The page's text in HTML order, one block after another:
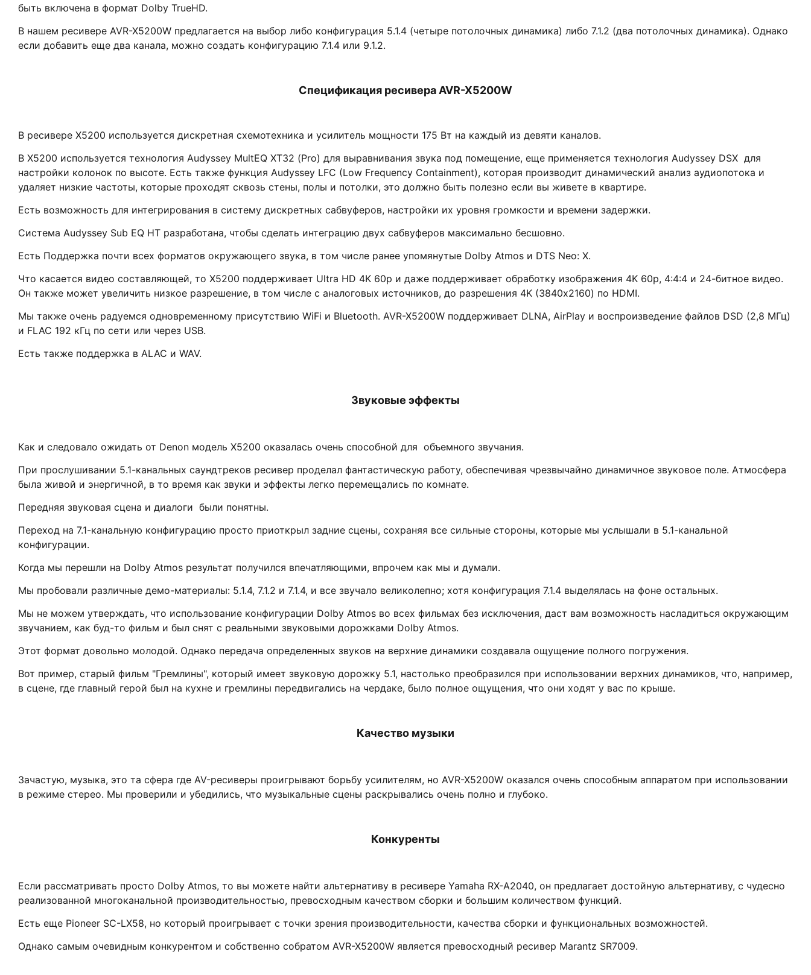
быть включена в формат Dolby TrueHD.
В нашем ресивере AVR-X5200W предлагается на выбор либо конфигурация 5.1.4 (четыре потолочных динамика) либо 7.1.2 (два потолочных динамика). Однако
если добавить еще два канала, можно создать конфигурацию 7.1.4 или 9.1.2.
Спецификация ресивера AVR-X5200W
В ресивере X5200 используется дискретная схемотехника и усилитель мощности 175 Вт на каждый из девяти каналов.
В X5200 используется технология Audyssey MultEQ XT32 (Pro) для выравнивания звука под помещение, еще применяется технология Audyssey DSX для
настройки колонок по высоте. Есть также функция Audyssey LFC (Low Frequency Containment), которая производит динамический анализ аудиопотока и
удаляет низкие частоты, которые проходят сквозь стены, полы и потолки, это должно быть полезно если вы живете в квартире.
Есть возможность для интегрирования в систему дискретных сабвуферов, настройки их уровня громкости и времени задержки.
Система Audyssey Sub EQ HT разработана, чтобы сделать интеграцию двух сабвуферов максимально бесшовно.
Есть Поддержка почти всех форматов окружающего звука, в том числе ранее упомянутые Dolby Atmos и DTS Neo: X.
Что касается видео составляющей, то X5200 поддерживает Ultra HD 4K 60p и даже поддерживает обработку изображения 4K 60p, 4:4:4 и 24-битное видео.
Он также может увеличить низкое разрешение, в том числе с аналоговых источников, до разрешения 4K (3840х2160) по HDMI.
Мы также очень радуемся одновременному присутствию WiFi и Bluetooth. AVR-X5200W поддерживает DLNA, AirPlay и воспроизведение файлов DSD (2,8 МГц)
и FLAC 192 кГц по сети или через USB.
Есть также поддержка в ALAC и WAV.
Звуковые эффекты
Как и следовало ожидать от Denon модель X5200 оказалась очень способной для объемного звучания.
При прослушивании 5.1-канальных саундтреков ресивер проделал фантастическую работу, обеспечивая чрезвычайно динамичное звуковое поле. Атмосфера
была живой и энергичной, в то время как звуки и эффекты легко перемещались по комнате.
Передняя звуковая сцена и диалоги были понятны.
Переход на 7.1-канальную конфигурацию просто приоткрыл задние сцены, сохраняя все сильные стороны, которые мы услышали в 5.1-канальной
конфигурации.
Когда мы перешли на Dolby Atmos результат получился впечатляющими, впрочем как мы и думали.
Мы пробовали различные демо-материалы: 5.1.4, 7.1.2 и 7.1.4, и все звучало великолепно; хотя конфигурация 7.1.4 выделялась на фоне остальных.
Мы не можем утверждать, что использование конфигурации Dolby Atmos во всех фильмах без исключения, даст вам возможность насладиться окружающим
звучанием, как буд-то фильм и был снят с реальными звуковыми дорожками Dolby Atmos.
Этот формат довольно молодой. Однако передача определенных звуков на верхние динамики создавала ощущение полного погружения.
Вот пример, старый фильм "Гремлины", который имеет звуковую дорожку 5.1, настолько преобразился при использовании верхних динамиков, что, например,
в сцене, где главный герой был на кухне и гремлины передвигались на чердаке, было полное ощущения, что они ходят у вас по крыше.
Качество музыки
Зачастую, музыка, это та сфера где AV-ресиверы проигрывают борьбу усилителям, но AVR-X5200W оказался очень способным аппаратом при использовании
в режиме стерео. Мы проверили и убедились, что музыкальные сцены раскрывались очень полно и глубоко.
Конкуренты
Если рассматривать просто Dolby Atmos, то вы можете найти альтернативу в ресивере Yamaha RX-A2040, он предлагает достойную альтернативу, с чудесно
реализованной многоканальной производительностью, превосходным качеством сборки и большим количеством функций.
Есть еще Pioneer SC-LX58, но который проигрывает с точки зрения производительности, качества сборки и функциональных возможностей.
Однако самым очевидным конкурентом и собственно собратом AVR-X5200W является превосходный ресивер Marantz SR7009.